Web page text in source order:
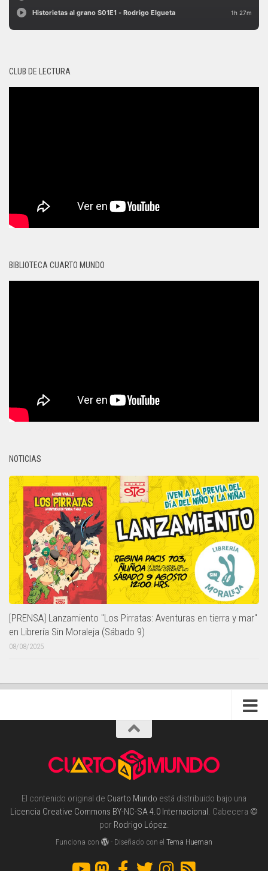
CLUB DE LECTURA
BIBLIOTECA CUARTO MUNDO
NOTICIAS
[PRENSA] Lanzamiento "Los Pirratas: Aventuras en tierra y mar"
en Librería Sin Moraleja (Sábado 9)
08/08/2025
El contenido original de Cuarto Mundo está distribuido bajo una
Licencia Creative Commons BY-NC-SA 4.0 Internacional. Cabecera ©
por Rodrigo López.
Funciona con - Diseñado con elTema Hueman